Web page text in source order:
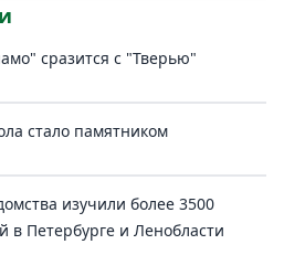
сразится с "Тверью"
стало памятником
изучили более 3500
в Петербурге и Ленобласти